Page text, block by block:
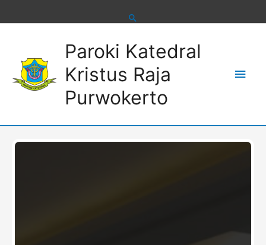
Paroki Katedral
Kristus Raja
Purwokerto